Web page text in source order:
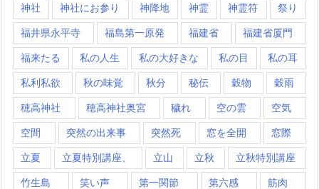
神社 神社にお参り 神降地 神霊 神霊符 祭り
福井県永平寺 福島第一原発 福建省 福建省厦門
福来たる 私の人生 私の大好きな 私の目 私の耳
私利私欲 秋の味覚 秋分 秘伝 穀物 穀雨
穂高神社 穂高神社奥宮 穢れ 空の雲 空気
空間 突然の出来事 突然死 窓を全開 窓際
立夏 立夏特別講座、 立山 立秋 立秋特別講座
竹生島 笑い声 第一関節 第六感 筋肉